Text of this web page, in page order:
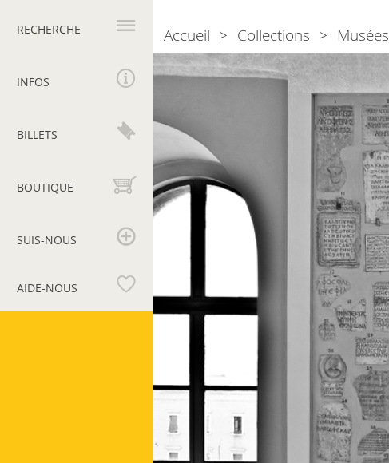
principale
RECHERCHE
INFOS
BILLETS
BOUTIQUE
SUIS-NOUS
AIDE-NOUS
Section
VII.
en
grec
Breadcrumb
Accueil Collections Musées